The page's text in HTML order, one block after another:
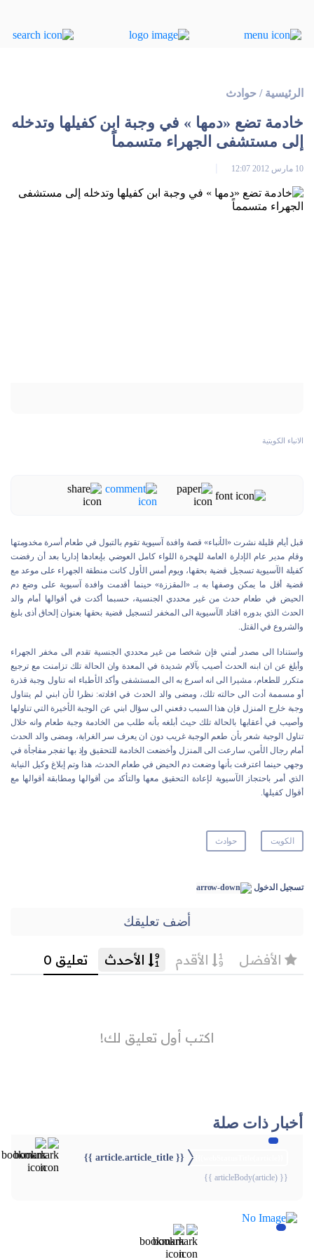
الرئيسية / حوادث
خادمة تضع «دمها » في وجبة ابن كفيلها وتدخله
إلى مستشفى الجهراء متسمماً
10 مارس 2012 12:07
الانباء الكويتية
قبل أيام قليلة نشرت «الأنباء» قصة وافدة آسيوية تقوم بالتبول في طعام أسرة مخدومتها
وقام مدير عام الإدارة العامة للهجرة اللواء كامل العوضي بإبعادها إداريا بعد أن رفضت
كفيلة الآسيوية تسجيل قضية بحقها، ويوم أمس الأول كانت منطقة الجهراء على موعد مع
قضية أقل ما يمكن وصفها به بـ «المقززة» حينما أقدمت وافدة آسيوية على وضع دم
الحيض في طعام حدث من غير محددي الجنسية، حسبما أكدت في أقوالها أمام والد
الحدث الذي بدوره اقتاد الآسيوية الى المخفر لتسجيل قضية بحقها بعنوان إلحاق أذى بليغ
والشروع في القتل.
واستنادا الى مصدر أمني فإن شخصا من غير محددي الجنسية تقدم الى مخفر الجهراء
وأبلغ عن ان ابنه الحدث أصيب بآلام شديدة في المعدة وان الحالة تلك تزامنت مع ترجيع
متكرر للطعام، مشيرا الى انه اسرع به الى المستشفى وأكد الأطباء انه تناول وجبة قذرة
أو مسممة أدت الى حالته تلك، ومضى والد الحدث في افادته: نظرا لأن ابني لم يتناول
وجبة خارج المنزل فإن هذا السبب دفعني الى سؤال ابني عن الوجبة الأخيرة التي تناولها
وأصيب في أعقابها بالحالة تلك حيث أبلغه بأنه طلب من الخادمة وجبة طعام وانه خلال
تناول الوجبة شعر بأن طعم الوجبة غريب دون ان يعرف سر الغرابة، ومضى والد الحدث
أمام رجال الأمن، سارعت الى المنزل وأخضعت الخادمة للتحقيق وإذ بها تفجر مفاجأة في
وجهي حينما اعترفت بأنها وضعت دم الحيض في طعام الحدث، هذا وتم إبلاغ وكيل النيابة
الذي أمر باحتجاز الآسيوية لإعادة التحقيق معها والتأكد من أقوالها ومطابقة أقوالها مع
أقوال كفيلها.
الكويت حوادث
تسجيل الدخول
أضف تعليقك
أخبار ذات صلة
{{ article.article_title }}
{{ articleBody(article) }}